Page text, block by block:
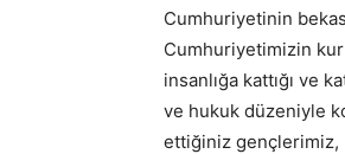
Cumhuriyetinin
Cumhuriyetimizin
insanlığa kattığı ve
ve hukuk düzeniyle
ettiğiniz gençlerimiz,